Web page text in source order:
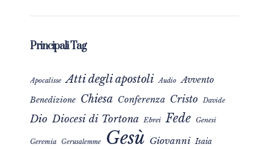
Principali Tag
Apocalisse Atti degli apostoli Audio Avvento
Benedizione Chiesa Conferenza Cristo Davide
Dio Diocesi di Tortona Ebrei Fede Genesi
Geremia Gerusalemme Gesù Giovanni Isaia